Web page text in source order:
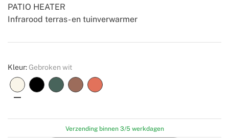
Infrarood terras- en tuinverwarmer
PATIO HEATER
Create
Kleur: Gebroken wit
Verzending binnen 3/5 werkdagen